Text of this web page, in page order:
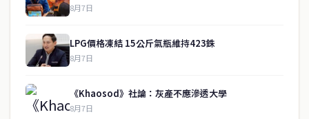
8月7日
LPG價格凍結 15公斤氣瓶維持423銖
8月7日
《Khaosod》社論：灰產不應滲透大學
8月7日